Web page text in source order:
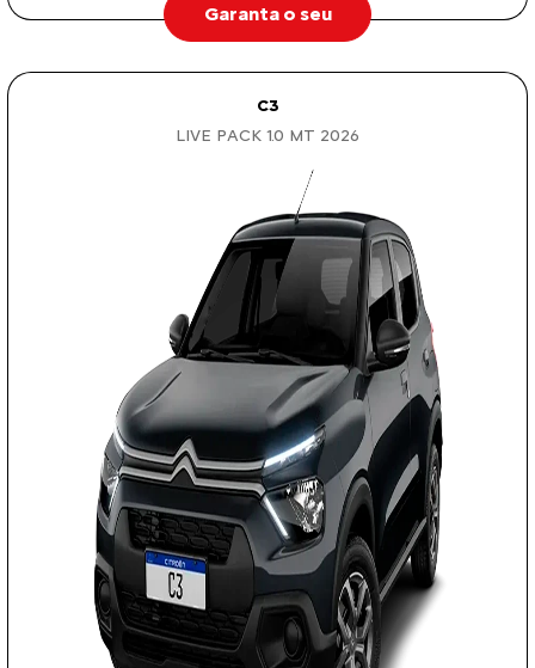
Garanta o seu
C3
LIVE PACK 1.0 MT 2026